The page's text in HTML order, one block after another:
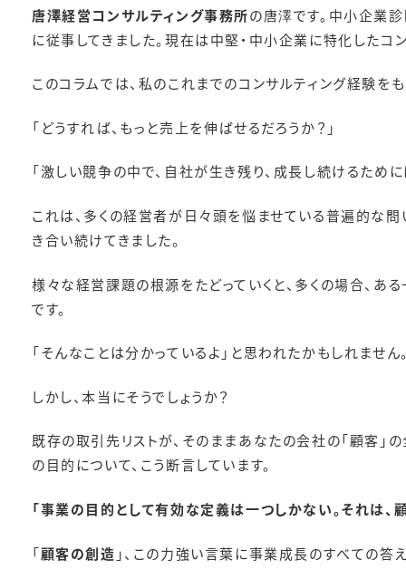
唐澤経営コンサルティング事務所の唐澤です。中小企業
に従事してきました。現在は中堅・中小企業に特化したコ
このコラムでは、私のこれまでのコンサルティング経験
「どうすれば、もっと売上を伸ばせるだろうか？」
「激しい競争の中で、自社が生き残り、成長し続けるため
これは、多くの経営者が日々頭を悩ませている普遍的な
き合い続けてきました。
様々な経営課題の根源をたどっていくと、多くの場合、あ
です。
「そんなことは分かっているよ」と思われたかもしれません
しかし、本当にそうでしょうか？
既存の取引先リストが、そのままあなたの会社の「顧客」
の目的について、こう断言しています。
「事業の目的として有効な定義は一つしかない。それは、
「顧客の創造 」、この力強い言葉に事業成長のすべての答